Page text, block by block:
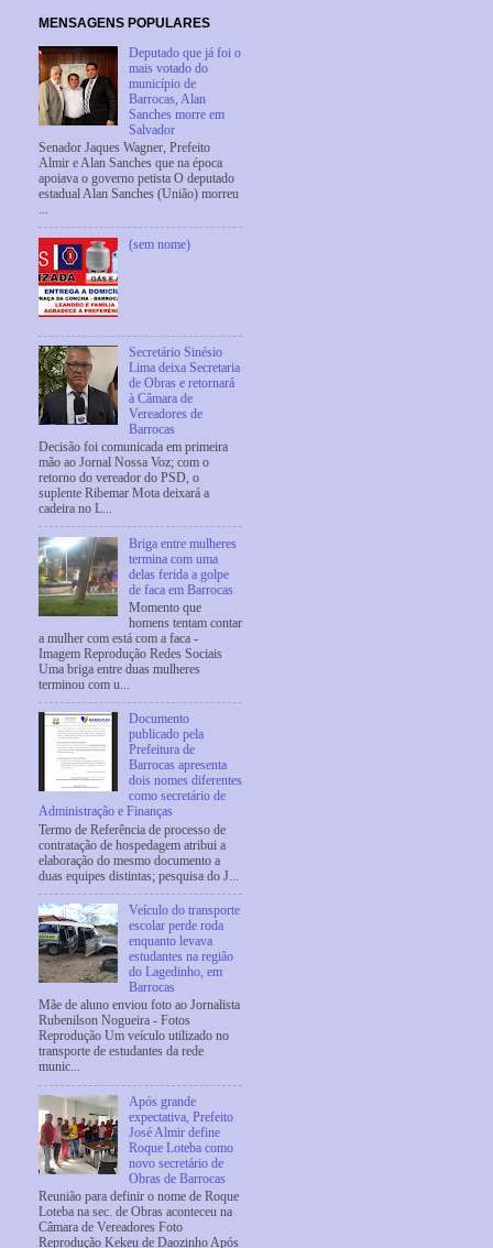
MENSAGENS POPULARES
Deputado que já foi o
mais votado do
município de
Barrocas, Alan
Sanches morre em
Salvador
Senador Jaques Wagner, Prefeito
Almir e Alan Sanches que na época
apoiava o governo petista O deputado
estadual Alan Sanches (União) morreu
...
(sem nome)
Secretário Sinésio
Lima deixa Secretaria
de Obras e retornará
à Câmara de
Vereadores de
Barrocas
Decisão foi comunicada em primeira
mão ao Jornal Nossa Voz; com o
retorno do vereador do PSD, o
suplente Ribemar Mota deixará a
cadeira no L...
Briga entre mulheres
termina com uma
delas ferida a golpe
de faca em Barrocas
Momento que
homens tentam contar
a mulher com está com a faca -
Imagem Reprodução Redes Sociais
Uma briga entre duas mulheres
terminou com u...
Documento
publicado pela
Prefeitura de
Barrocas apresenta
dois nomes diferentes
como secretário de
Administração e Finanças
Termo de Referência de processo de
contratação de hospedagem atribui a
elaboração do mesmo documento a
duas equipes distintas; pesquisa do J...
Veículo do transporte
escolar perde roda
enquanto levava
estudantes na região
do Lagedinho, em
Barrocas
Mãe de aluno enviou foto ao Jornalista
Rubenilson Nogueira - Fotos
Reprodução Um veículo utilizado no
transporte de estudantes da rede
munic...
Após grande
expectativa, Prefeito
José Almir define
Roque Loteba como
novo secretário de
Obras de Barrocas
Reunião para definir o nome de Roque
Loteba na sec. de Obras aconteceu na
Câmara de Vereadores Foto
Reprodução Kekeu de Daozinho Após